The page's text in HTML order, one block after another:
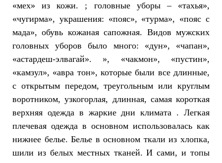
«мех» из кожи. ; головные уборы – «тахья»,
«чугирма», украшения: «пояс», «турма», «пояс с
мада», обувь кожаная сапожная. Видов мужских
головных уборов было много: «дун», «чапан»,
«астардеш-элвагай». », «чакмон», «пустин»,
«камзул», «авра тон», которые были все длинные,
с открытым передом, треугольным или круглым
воротником, узкогорлая, длинная, самая короткая
верхняя одежда в жаркие дни климата . Легкая
плечевая одежда в основном использовалась как
нижнее белье. Белье в основном ткали из хлопка,
шили из белых местных тканей. И сами, и топы